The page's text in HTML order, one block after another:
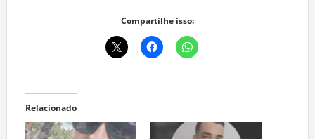
Compartilhe isso:
Relacionado